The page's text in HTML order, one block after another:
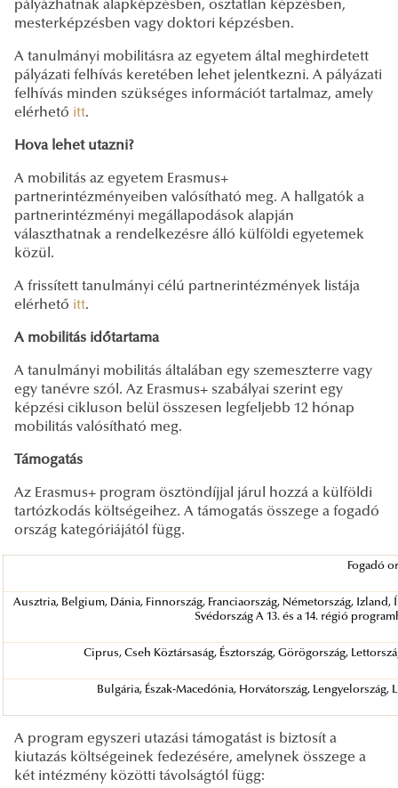
pályázhatnak alapképzésben, osztatlan képzésben,
mesterképzésben vagy doktori képzésben.
A tanulmányi mobilitásra az egyetem által meghirdetett
pályázati felhívás keretében lehet jelentkezni. A pályázati
felhívás minden szükséges információt tartalmaz, amely
elérhető itt.
Hova lehet utazni?
A mobilitás az egyetem Erasmus+
partnerintézményeiben valósítható meg. A hallgatók a
partnerintézményi megállapodások alapján
választhatnak a rendelkezésre álló külföldi egyetemek
közül.
A frissített tanulmányi célú partnerintézmények listája
elérhető itt.
A mobilitás időtartama
A tanulmányi mobilitás általában egy szemeszterre vagy
egy tanévre szól. Az Erasmus+ szabályai szerint egy
képzési cikluson belül összesen legfeljebb 12 hónap
mobilitás valósítható meg.
Támogatás
Az Erasmus+ program ösztöndíjjal járul hozzá a külföldi
tartózkodás költségeihez. A támogatás összege a fogadó
ország kategóriájától függ.
Fogadó
Ausztria, Belgium, Dánia, Finnország, Franciaország, Németország,
Svédország A 13. és a 14. régió
Ciprus, Cseh Köztársaság, Észtország, Görögország,
Bulgária, Észak-Macedónia, Horvátország, Lengyelország,
A program egyszeri utazási támogatást is biztosít a
kiutazás költségeinek fedezésére, amelynek összege a
két intézmény közötti távolságtól függ: